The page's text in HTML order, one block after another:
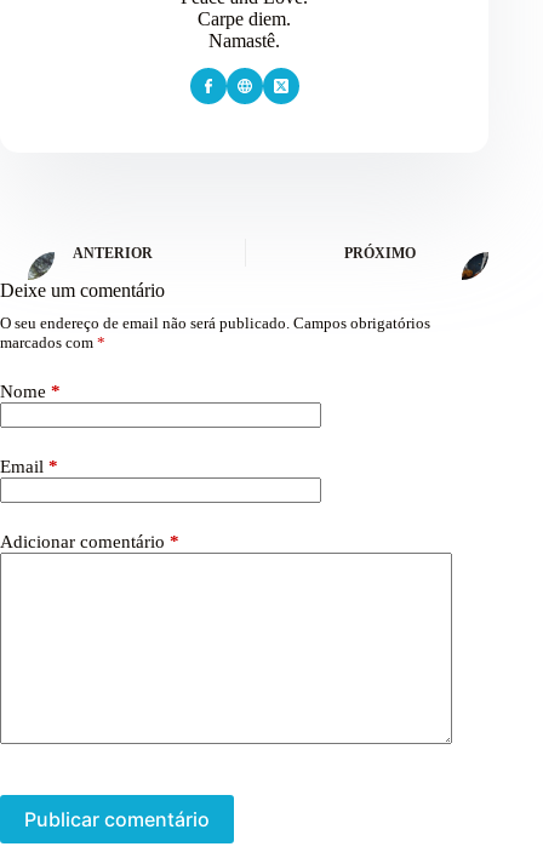
Carpe diem.
Namastê.
ANTERIOR PRÓXIMO
Deixe um comentário
O seu endereço de email não será publicado. Campos obrigatórios
marcados com *
Nome *
Email *
Adicionar comentário *
Publicar comentário